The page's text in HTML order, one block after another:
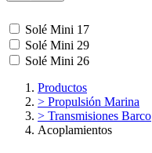
Solé Mini 17
Solé Mini 29
Solé Mini 26
Productos
> Propulsión Marina
> Transmisiones Barco
Acoplamientos